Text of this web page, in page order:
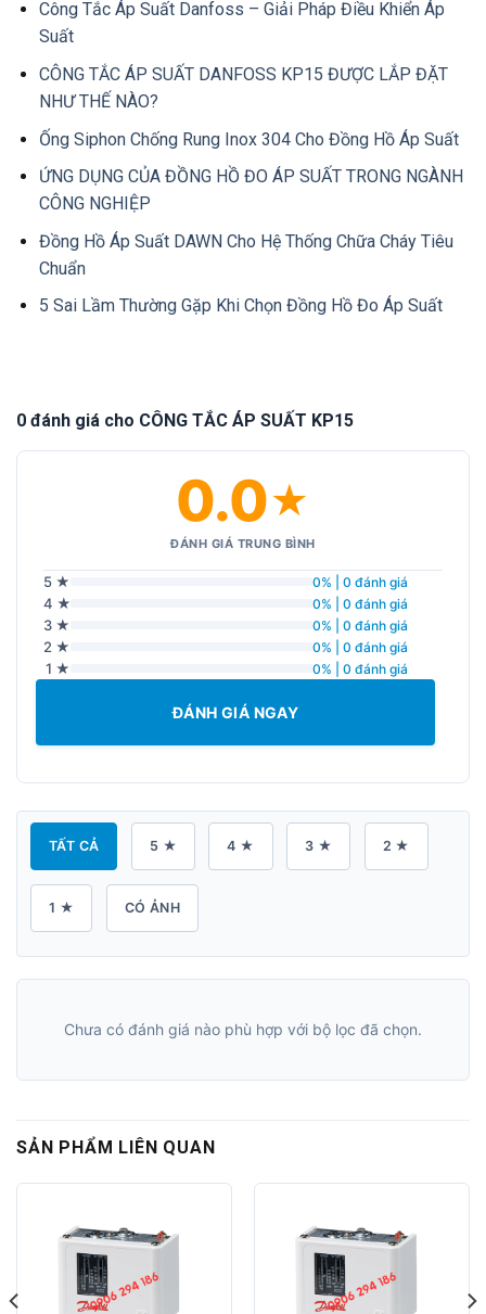
Công Tắc Áp Suất Danfoss – Giải Pháp Điều Khiển Áp
Suất
CÔNG TẮC ÁP SUẤT DANFOSS KP15 ĐƯỢC LẮP ĐẶT
NHƯ THẾ NÀO?
Ống Siphon Chống Rung Inox 304 Cho Đồng Hồ Áp Suất
ỨNG DỤNG CỦA ĐỒNG HỒ ĐO ÁP SUẤT TRONG NGÀNH
CÔNG NGHIỆP
Đồng Hồ Áp Suất DAWN Cho Hệ Thống Chữa Cháy Tiêu
Chuẩn
5 Sai Lầm Thường Gặp Khi Chọn Đồng Hồ Đo Áp Suất
0 đánh giá cho CÔNG TẮC ÁP SUẤT KP15
0.0★
ĐÁNH GIÁ TRUNG BÌNH
5 ★ 0% | 0 đánh giá
4 ★ 0% | 0 đánh giá
3 ★ 0% | 0 đánh giá
2 ★ 0% | 0 đánh giá
1 ★ 0% | 0 đánh giá
ĐÁNH GIÁ NGAY
TẤT CẢ 5 ★ 4 ★ 3 ★ 2 ★
1 ★ CÓ ẢNH
Chưa có đánh giá nào phù hợp với bộ lọc đã chọn.
SẢN PHẨM LIÊN QUAN